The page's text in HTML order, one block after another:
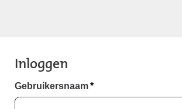
Inloggen
Gebruikersnaam*